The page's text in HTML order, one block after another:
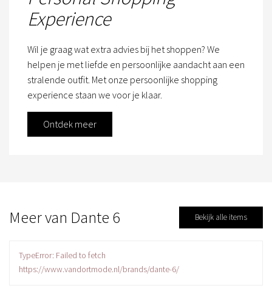
Experience
Wil je graag wat extra advies bij het shoppen? We
helpen je met liefde en persoonlijke aandacht aan een
stralende outfit. Met onze persoonlijke shopping
experience staan we voor je klaar.
Ontdek meer
Meer van Dante 6 Bekijk alle items
TypeError: Failed to fetch
https://www.vandortmode.nl/brands/dante-6/